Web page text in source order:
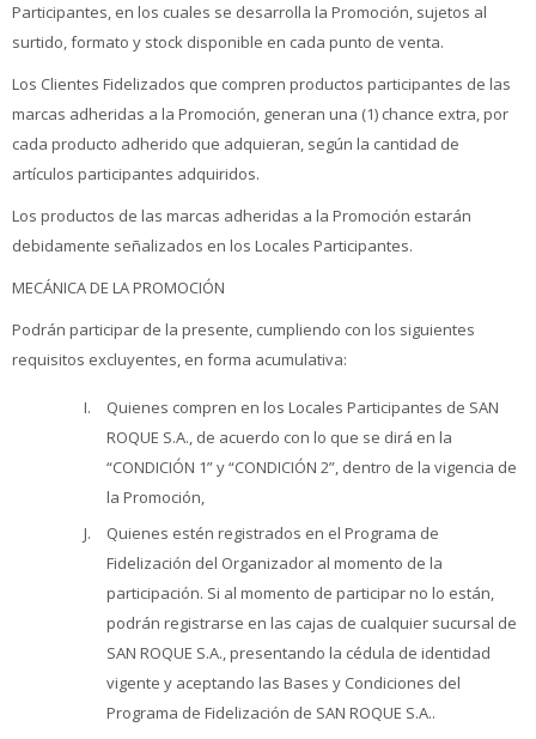
Participantes, en los cuales se desarrolla la Promoción, sujetos al
surtido, formato y stock disponible en cada punto de venta.
Los Clientes Fidelizados que compren productos participantes de las
marcas adheridas a la Promoción, generan una (1) chance extra, por
cada producto adherido que adquieran, según la cantidad de
artículos participantes adquiridos.
Los productos de las marcas adheridas a la Promoción estarán
debidamente señalizados en los Locales Participantes.
MECÁNICA DE LA PROMOCIÓN
Podrán participar de la presente, cumpliendo con los siguientes
requisitos excluyentes, en forma acumulativa:
Quienes compren en los Locales Participantes de SAN
ROQUE S.A., de acuerdo con lo que se dirá en la
“CONDICIÓN 1” y “CONDICIÓN 2”, dentro de la vigencia de
la Promoción,
Quienes estén registrados en el Programa de
Fidelización del Organizador al momento de la
participación. Si al momento de participar no lo están,
podrán registrarse en las cajas de cualquier sucursal de
SAN ROQUE S.A., presentando la cédula de identidad
vigente y aceptando las Bases y Condiciones del
Programa de Fidelización de SAN ROQUE S.A..